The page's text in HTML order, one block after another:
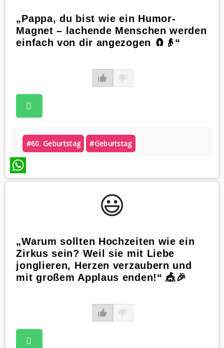
„Pappa, du bist wie ein Humor-
Magnet – lachende Menschen werden
einfach von dir angezogen 🧲👴“
#60. Geburtstag #geburtstag
WhatsApp
😃️
„Warum sollten Hochzeiten wie ein
Zirkus sein? Weil sie mit Liebe
jonglieren, Herzen verzaubern und
mit großem Applaus enden!“ 🎪🎉